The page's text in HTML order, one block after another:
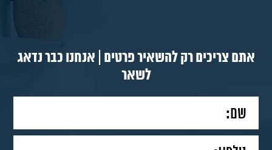
אתם צריכים רק להשאיר פרטים | אנחנו כבר נדאג
לשאר